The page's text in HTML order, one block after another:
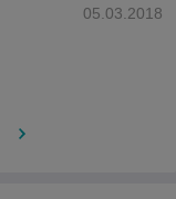
05.03.2018